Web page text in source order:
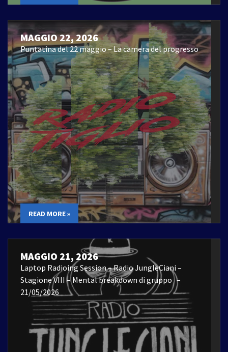
MAGGIO 22, 2026
Puntatina del 22 maggio – La camera del progresso
READ MORE »
MAGGIO 21, 2026
Laptop Radioing Session – Radio JungleCiani –
Stagione VIII – Mental breakdown di gruppo –
21/05/2026